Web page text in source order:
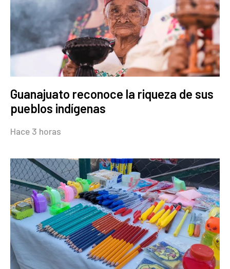
Guanajuato reconoce la riqueza de sus
pueblos indígenas
Hace 3 horas